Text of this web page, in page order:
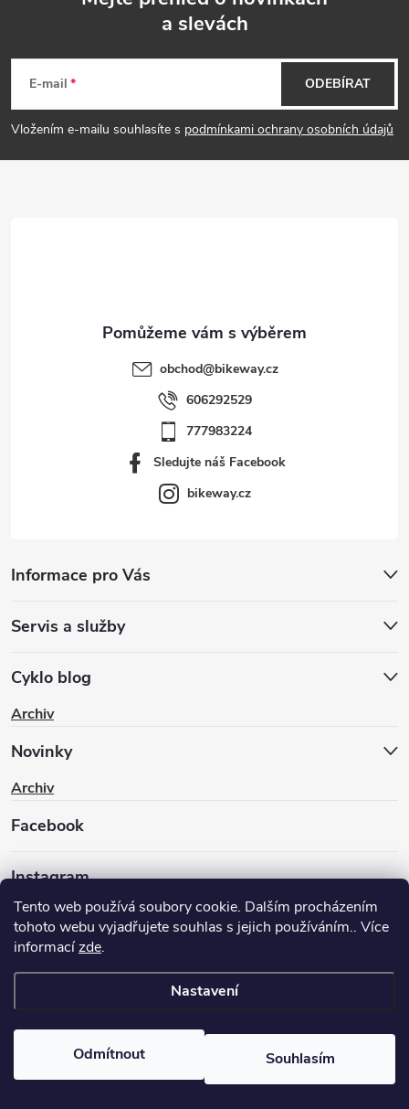
Tento web používá soubory cookie. Dalším procházením
tohoto webu vyjadřujete souhlas s jejich používáním.. Více
informacízde.
Nastavení
Odmítnout Souhlasím
p
a
a slevách
E-mail
Vložením e-mailu souhlasíte s podmínkami ochrany osobních údajů
ODEBÍRAT
obchod@bikeway.cz
606292529
777983224
Sledujte náš Facebook
bikeway.cz
Informace pro Vás
Servis a služby
Cyklo blog
Archiv
Novinky
Archiv
Facebook
Instagram
nastavení cookies